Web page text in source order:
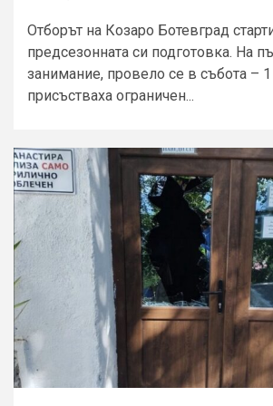
Отборът на Козаро Ботевград
предсезонната си подготовка. На
занимание, провело се в събота – 1
присъстваха ограничен...